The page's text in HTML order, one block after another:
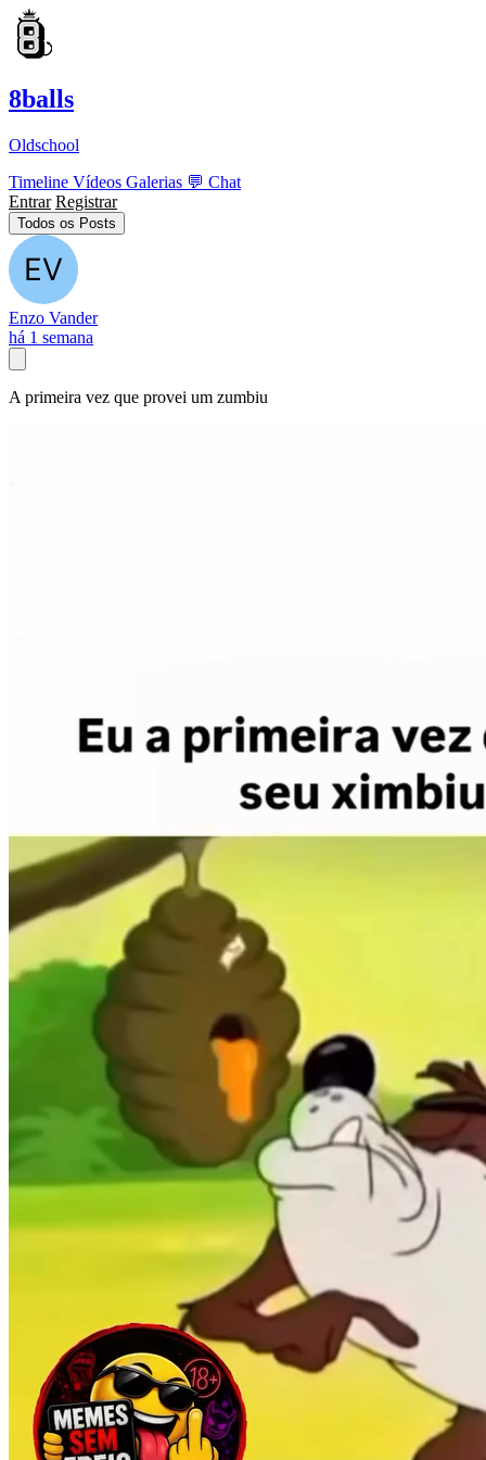
8balls
Oldschool
Timeline Vídeos Galerias 💬 Chat
Entrar Registrar
Todos os Posts
Enzo Vander
há 1 semana
A primeira vez que provei um zumbiu